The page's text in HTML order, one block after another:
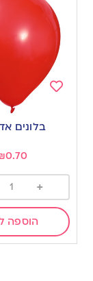
בלונים
0.70
+
הוספה